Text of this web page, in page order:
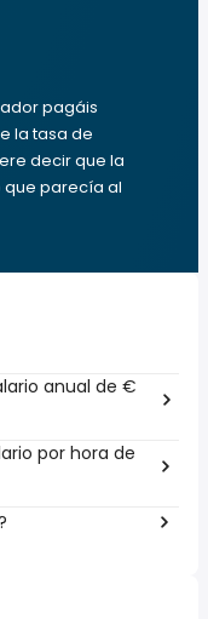
pagáis
la tasa de
decir que la
que parecía al
anual de €
por hora de